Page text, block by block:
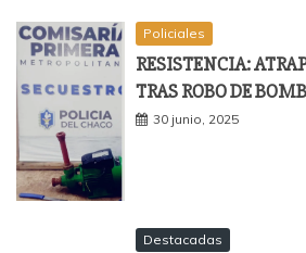
Policiales
RESISTENCIA:
TRAS ROBO DE
30 junio, 2025
Destacadas